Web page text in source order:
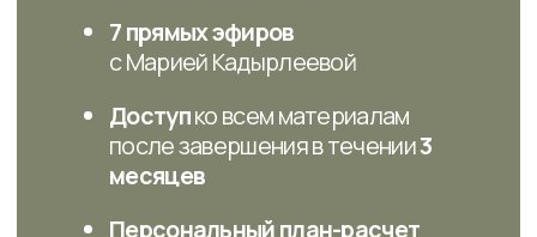
веса ‌и пищевого поведения